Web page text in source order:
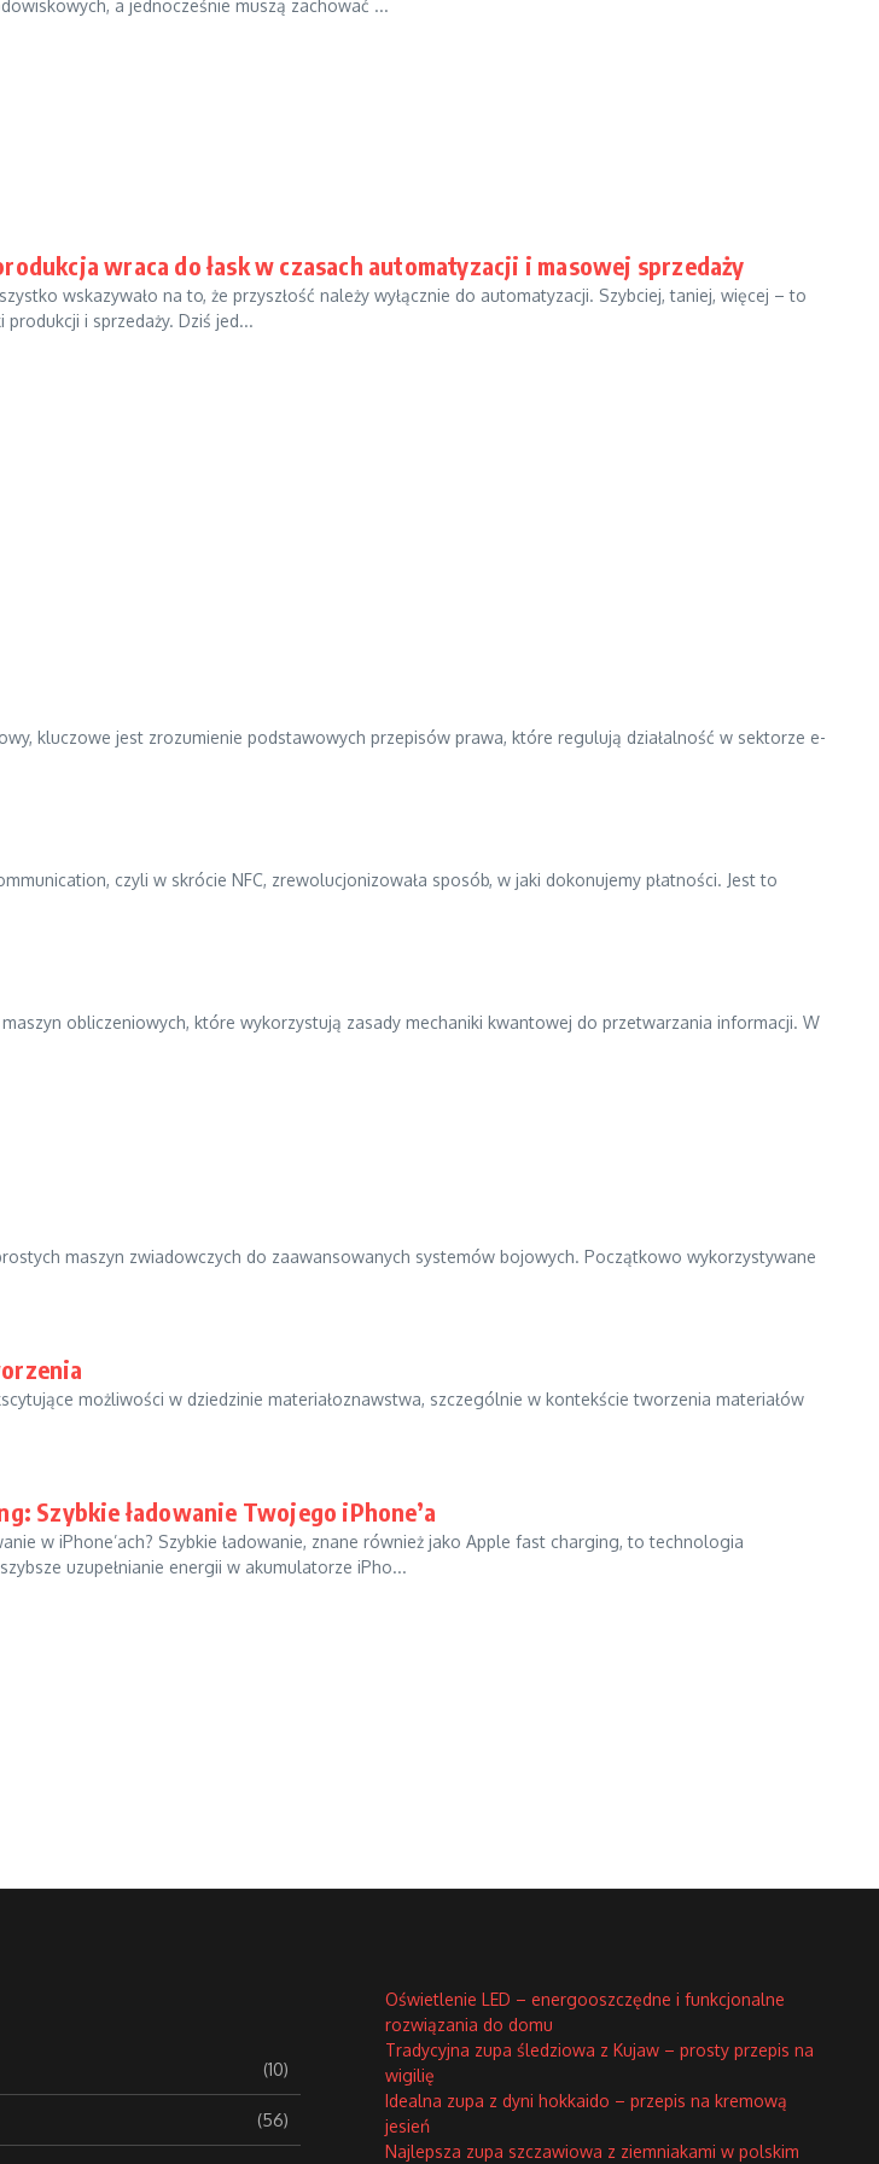
a jednocześnie muszą zachować ...
wraca do łask w czasach automatyzacji i masowej sprzedaży
wskazywało na to, że przyszłość należy wyłącznie do automatyzacji. Szybciej, taniej, więcej – to
produkcji i sprzedaży. Dziś jed...
kluczowe jest zrozumienie podstawowych przepisów prawa, które regulują działalność w sektorze e-
czyli w skrócie NFC, zrewolucjonizowała sposób, w jaki dokonujemy płatności. Jest to
obliczeniowych, które wykorzystują zasady mechaniki kwantowej do przetwarzania informacji. W
maszyn zwiadowczych do zaawansowanych systemów bojowych. Początkowo wykorzystywane
możliwości w dziedzinie materiałoznawstwa, szczególnie w kontekście tworzenia materiałów
Szybkie ładowanie Twojego iPhone’a
w iPhone’ach? Szybkie ładowanie, znane również jako Apple fast charging, to technologia
uzupełnianie energii w akumulatorze iPho...
(10)
(56)
Oświetlenie LED – energooszczędne i funkcjonalne
rozwiązania do domu
Tradycyjna zupa śledziowa z Kujaw – prosty przepis na
wigilię
Idealna zupa z dyni hokkaido – przepis na kremową
jesień
Najlepsza zupa szczawiowa z ziemniakami w polskim